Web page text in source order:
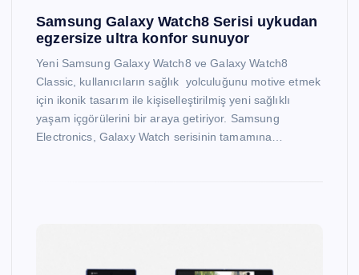
Samsung Galaxy Watch8 Serisi uykudan
egzersize ultra konfor sunuyor
Yeni Samsung Galaxy Watch8 ve Galaxy Watch8
Classic, kullanıcıların sağlık yolculuğunu motive etmek
için ikonik tasarım ile kişiselleştirilmiş yeni sağlıklı
yaşam içgörülerini bir araya getiriyor. Samsung
Electronics, Galaxy Watch serisinin tamamına…